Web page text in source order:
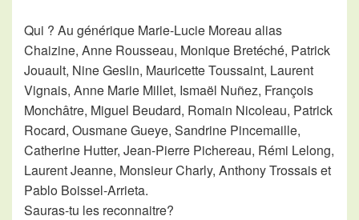
Qui ? Au générique Marie-Lucie Moreau alias
Chaizine, Anne Rousseau, Monique Bretéché, Patrick
Jouault, Nine Geslin, Mauricette Toussaint, Laurent
Vignais, Anne Marie Millet, Ismaël Nuñez, François
Monchâtre, Miguel Beudard, Romain Nicoleau, Patrick
Rocard, Ousmane Gueye, Sandrine Pincemaille,
Catherine Hutter, Jean-Pierre Pichereau, Rémi Lelong,
Laurent Jeanne, Monsieur Charly, Anthony Trossais et
Pablo Boissel-Arrieta.
Sauras-tu les reconnaitre?